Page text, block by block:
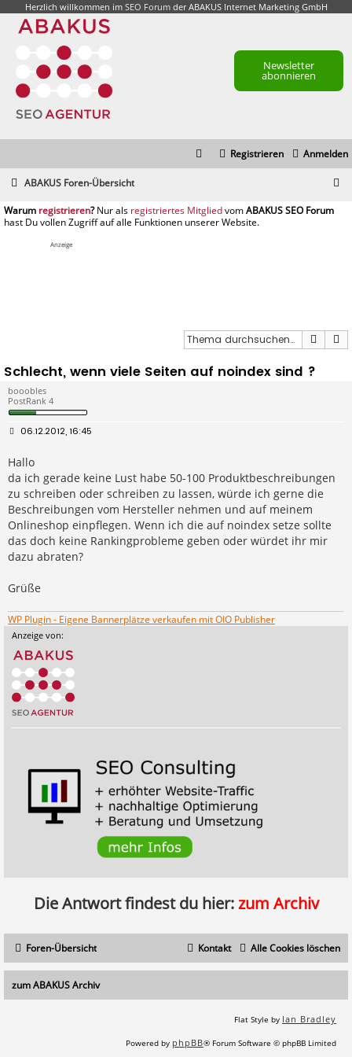
Herzlich willkommen im SEO Forumder ABAKUS Internet Marketing GmbH
Newsletter
abonnieren
Anmelden
Registrieren
ABAKUS Foren-Übersicht
registrieren registriertes Mitglied
Anzeige
Suche
Schlecht, wenn viele Seiten auf noindex sind ?
booobles
PostRank 4
B
t
r
a
g
06.12.2012, 16:45
Hallo
da ich gerade keine Lust habe 50-100 Produktbeschreibungen
zu schreiben oder schreiben zu lassen, würde ich gerne die
Beschreibungen vom Hersteller nehmen und auf meinem
Onlineshop einpflegen. Wenn ich die auf noindex setze sollte
das doch keine Rankingprobleme geben oder würdet ihr mir
dazu abraten?
Grüße
WP Plugin - Eigene Bannerplätze verkaufen mit OIO Publisher
Anzeige von:
Die Antwort findest du hier:zum Archiv
Foren-Übersicht Alle Cookies löschen
Kontakt
zum ABAKUS Archiv
Flat Style by Ian Bradley
Powered by phpBB® Forum Software © phpBB Limited